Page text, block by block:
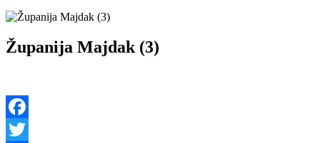
Županija Majdak (3)
Facebook